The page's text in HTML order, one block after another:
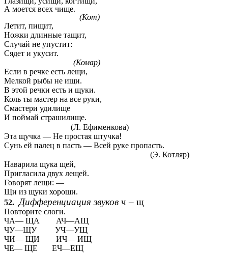
А моется всех чище.
(Кот)
Летит, пищит,
Ножки длинные тащит,
Случай не упустит:
Сядет и укусит.
(Комар)
Если в речке есть лещи,
Мелкой рыбы не ищи.
В этой речки есть и щуки.
Коль ты мастер на все руки,
Смастери удилище
И поймай страшилище.
(Л. Ефименкова)
Эта щучка — Не простая штучка!
Сунь ей палец в пасть — Всей руке пропасть.
(Э. Котляр)
Наварила щука щей,
Пригласила двух лещей.
Говорят лещи: —
Щи из щуки хороши.
52. Дифференциация звуков ч – щ
Повторите слоги.
ЧА— ЩА
АЧ—АЩ
ЧУ—ЩУ УЧ—УЩ
ЧИ— ЩИ ИЧ— ИЩ
ЧЕ— ЩЕ
ЕЧ—ЕЩ